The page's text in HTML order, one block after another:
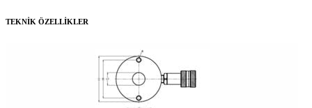
TEKNİK ÖZELLİKLER